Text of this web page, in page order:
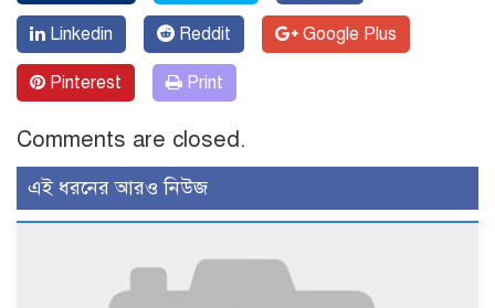
Linkedin Reddit Google Plus
Pinterest Print
Comments are closed.
এই ধরনের আরও নিউজ